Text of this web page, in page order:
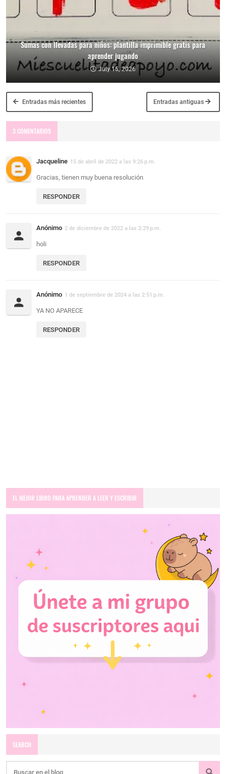
Sumas con llevadas para niños: plantilla imprimible gratis para
aprender jugando
July 15, 2026
Entradas más recientes Entradas antiguas
3 COMENTARIOS
Jacqueline 15 de abril de 2022 a las 9:26 p.m.
Gracias, tienen muy buena resolución
RESPONDER
Anónimo 2 de diciembre de 2022 a las 2:29 p.m.
holi
RESPONDER
Anónimo 1 de septiembre de 2024 a las 2:51 p.m.
YA NO APARECE
RESPONDER
EL MEJOR LIBRO PARA APRENDER A LEER Y ESCRIBIR
SEARCH